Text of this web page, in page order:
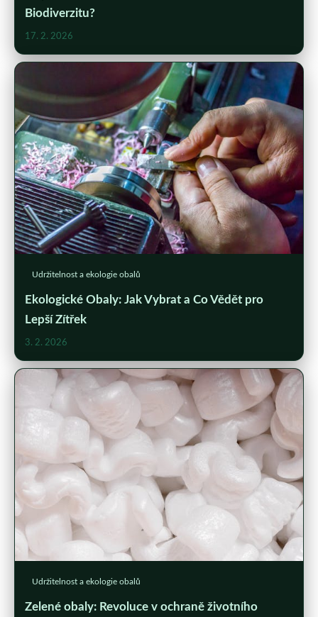
Biodiverzitu?
17. 2. 2026
Udržitelnost a ekologie obalů
Ekologické Obaly: Jak Vybrat a Co Vědět pro
Lepší Zítřek
3. 2. 2026
Udržitelnost a ekologie obalů
Zelené obaly: Revoluce v ochraně životního